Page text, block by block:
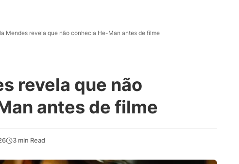
Mendes revela que não conhecia He-Man antes de filme
revela que não
antes de filme
3 min Read